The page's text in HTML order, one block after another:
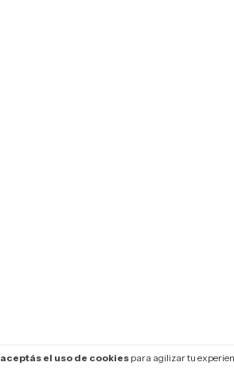
aceptás el uso de cookies para agilizar tu